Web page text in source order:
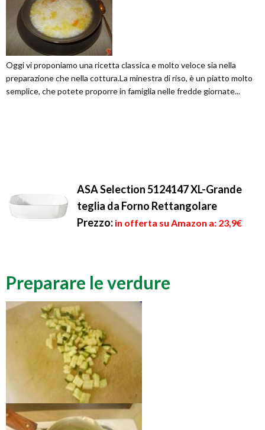
Oggi vi proponiamo una ricetta classica e molto veloce sia nella
preparazione che nella cottura.La minestra di riso, è un piatto molto
semplice, che potete proporre in famiglia nelle fredde giornate...
ASA Selection 5124147 XL-Grande
teglia da Forno Rettangolare
Prezzo: in offerta su Amazon a: 23,9€
Preparare le verdure